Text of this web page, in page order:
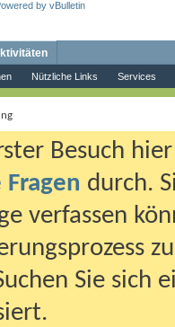
Nützliche Links Services
Besuch
durch.
verfassen
Sie sich